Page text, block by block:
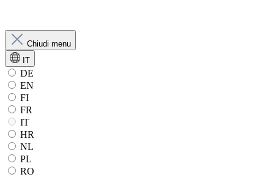
Chiudi menu
IT
DE
EN
FI
FR
IT
HR
NL
PL
RO